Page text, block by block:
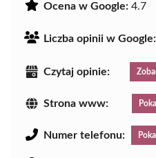
Ocena w Google: 4.7
Liczba opinii w Google:
Czytaj opinie:
Strona www:
Numer telefonu: